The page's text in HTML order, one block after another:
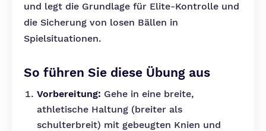
und legt die Grundlage für Elite-Kontrolle und
die Sicherung von losen Bällen in
Spielsituationen.
So führen Sie diese Übung aus
Vorbereitung: Gehe in eine breite,
athletische Haltung (breiter als
schulterbreit) mit gebeugten Knien und